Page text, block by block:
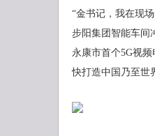
“金书记，我在现
步阳集团智能车间
永康市首个5G视
快打造中国乃至世